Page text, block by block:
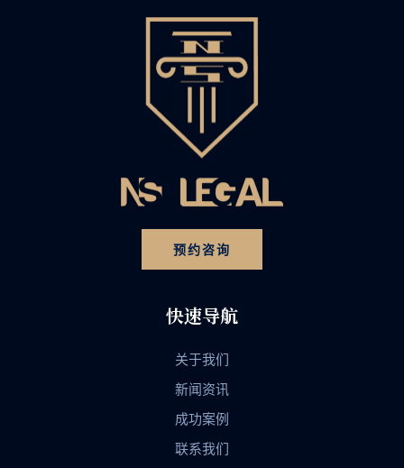
预约咨询
快速导航
关于我们
新闻资讯
成功案例
联系我们